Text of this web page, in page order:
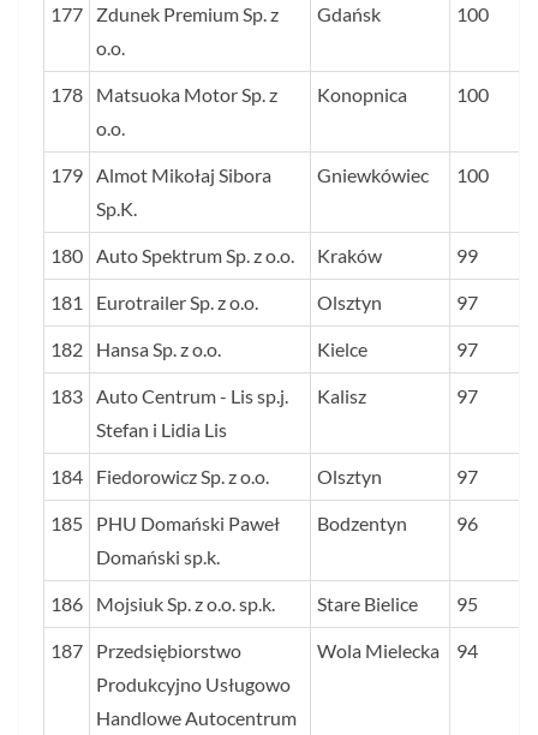
177
Zdunek Premium Sp. z
o.o.
Gdańsk 100
178
Matsuoka Motor Sp. z
o.o.
Konopnica 100
179
Almot Mikołaj Sibora
Sp.K.
Gniewkówiec 100
180 Auto Spektrum Sp. z o.o. Kraków 99
181 Eurotrailer Sp. z o.o. Olsztyn 97
182 Hansa Sp. z o.o. Kielce 97
183
Auto Centrum - Lis sp.j.
Stefan i Lidia Lis
Kalisz 97
184 Fiedorowicz Sp. z o.o. Olsztyn 97
185
PHU Domański Paweł
Domański sp.k.
Bodzentyn 96
186 Mojsiuk Sp. z o.o. sp.k. Stare Bielice 95
187
Przedsiębiorstwo
Produkcyjno Usługowo
Handlowe Autocentrum
Wola Mielecka 94